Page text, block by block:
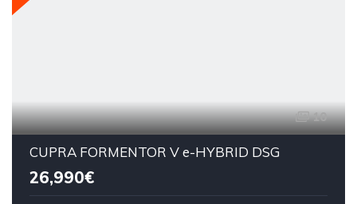
10
CUPRA FORMENTOR V e-HYBRID DSG
26,990€